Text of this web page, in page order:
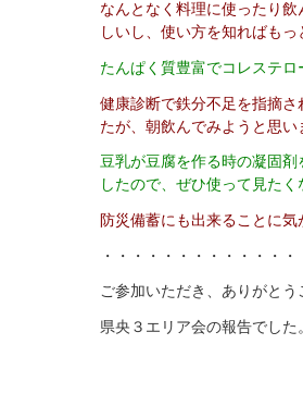
なんとなく料理に使ったり
しいし、使い方を知ればも
たんぱく質豊富でコレステ
健康診断で鉄分不足を指摘
たが、朝飲んでみようと思い
豆乳が豆腐を作る時の凝固
したので、ぜひ使って見た
防災備蓄にも出来ることに
・・・・・・・・・・・・・
ご参加いただき、ありがと
県央３エリア会の報告でした。